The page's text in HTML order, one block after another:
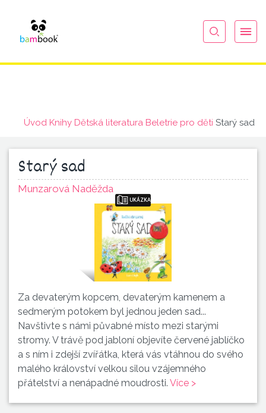
Úvod Knihy Dětská literatura Beletrie pro děti Starý sad
Starý sad
Munzarová Naděžda
Za devaterým kopcem, devaterým kamenem a
sedmerým potokem byl jednou jeden sad...
Navštivte s námi půvabné místo mezi starými
stromy. V trávě pod jabloní objevíte červené jablíčko
a s ním i zdejší zvířátka, která vás vtáhnou do svého
malého království velkou silou vzájemného
přátelství a nenápadné moudrosti. Více >